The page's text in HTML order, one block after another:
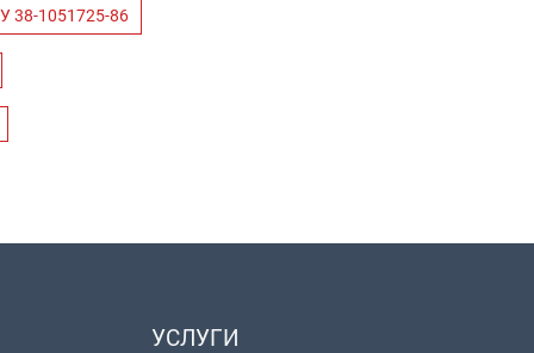
38-1051725-86
УСЛУГИ